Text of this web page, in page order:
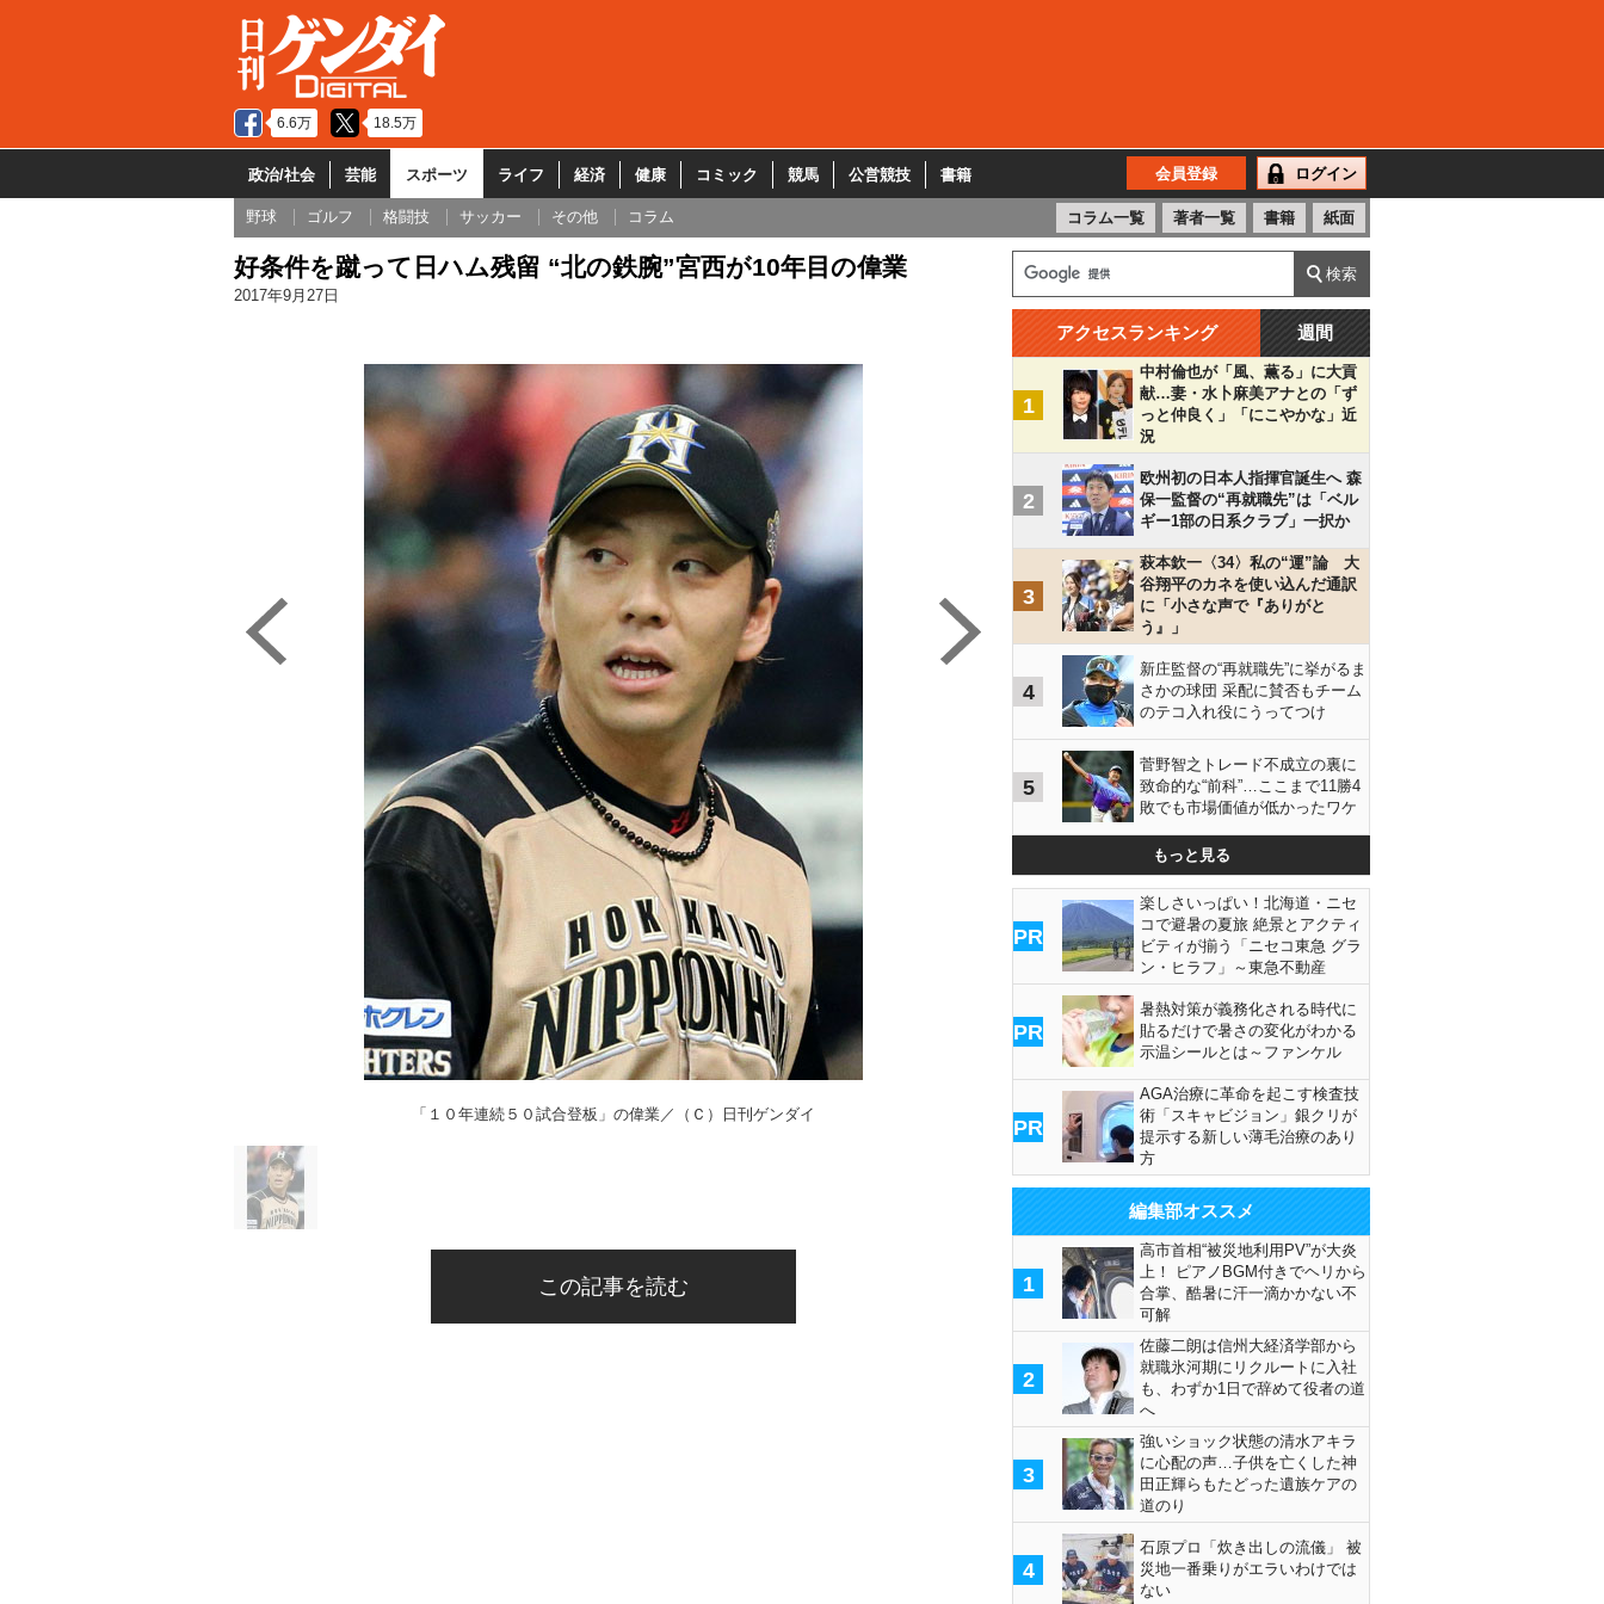
6.6万 18.5万
政治/社会 芸能 スポーツ ライフ 経済 健康 コミック 競馬 公営競技 書籍 会員登録 ログイン
野球 ゴルフ 格闘技 サッカー その他 コラム コラム一覧 著者一覧 書籍 紙面
好条件を蹴って日ハム残留 “北の鉄腕”宮西が10年目の偉業
2017年9月27日
「１０年連続５０試合登板」の偉業／（Ｃ）日刊ゲンダイ
この記事を読む
アクセスランキング 週間
1
中村倫也が「風、薫る」に大貢
献…妻・水卜麻美アナとの「ず
っと仲良く」「にこやかな」近
況
2
欧州初の日本人指揮官誕生へ 森
保一監督の“再就職先”は「ベル
ギー1部の日系クラブ」一択か
3
萩本欽一〈34〉私の“運”論 大
谷翔平のカネを使い込んだ通訳
に「小さな声で『ありがと
う』」
4
新庄監督の“再就職先”に挙がるま
さかの球団 采配に賛否もチーム
のテコ入れ役にうってつけ
5
菅野智之トレード不成立の裏に
致命的な“前科”…ここまで11勝4
敗でも市場価値が低かったワケ
もっと見る
PR
楽しさいっぱい！北海道・ニセ
コで避暑の夏旅 絶景とアクティ
ビティが揃う「ニセコ東急 グラ
ン・ヒラフ」～東急不動産
PR
暑熱対策が義務化される時代に
貼るだけで暑さの変化がわかる
示温シールとは～ファンケル
PR
AGA治療に革命を起こす検査技
術「スキャビジョン」銀クリが
提示する新しい薄毛治療のあり
方
編集部オススメ
1
高市首相“被災地利用PV”が大炎
上！ ピアノBGM付きでヘリから
合掌、酷暑に汗一滴かかない不
可解
2
佐藤二朗は信州大経済学部から
就職氷河期にリクルートに入社
も、わずか1日で辞めて役者の道
へ
3
強いショック状態の清水アキラ
に心配の声…子供を亡くした神
田正輝らもたどった遺族ケアの
道のり
4
石原プロ「炊き出しの流儀」 被
災地一番乗りがエラいわけでは
ない